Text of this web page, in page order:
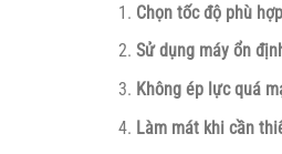
Chọn tốc độ phù hợp
Sử dụng máy ổn
Không ép lực quá
Làm mát khi cần